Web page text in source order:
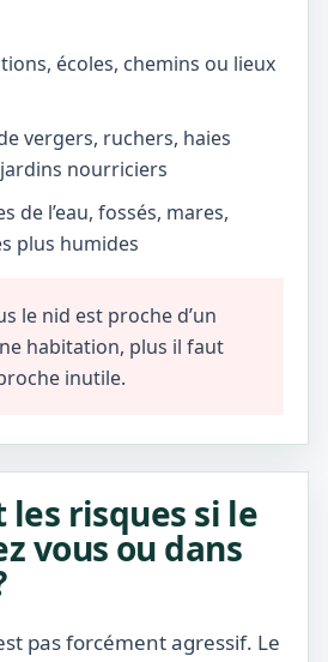
écoles, chemins ou lieux
vergers, ruchers, haies
nourriciers
de l’eau, fossés, mares,
plus humides
le nid est proche d’un
habitation, plus il faut
inutile.
les risques si le
vous ou dans
pas forcément agressif. Le